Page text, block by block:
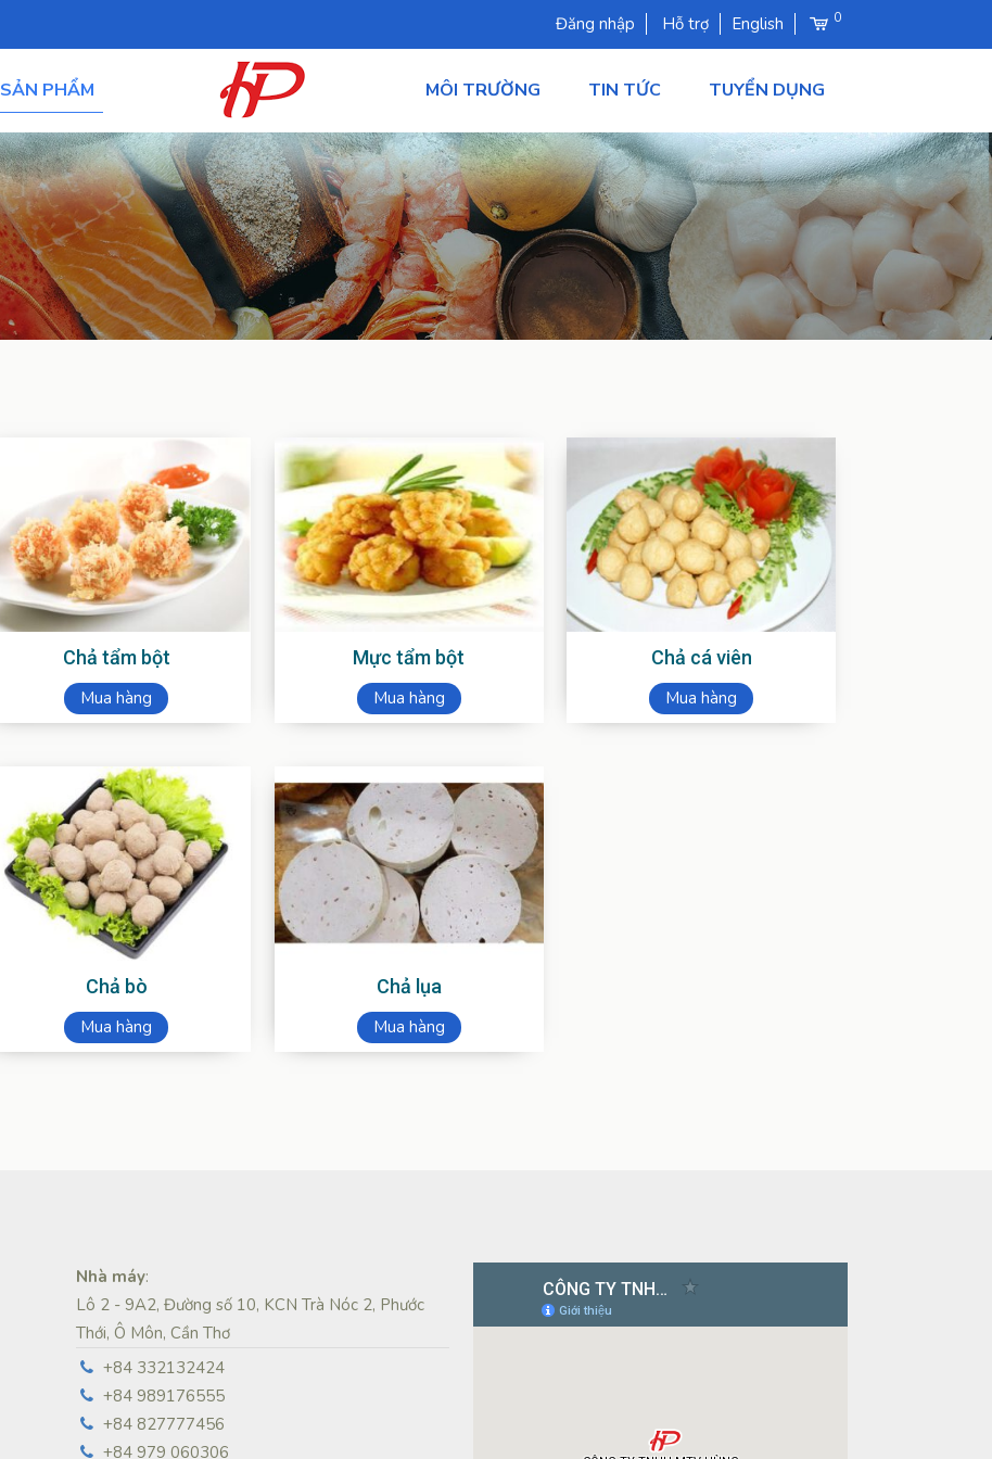
Đăng nhập Hỗ trợ English 0
SẢN PHẨM MÔI TRƯỜNG TIN TỨC TUYỂN DỤNG
Chả tẩm bột
Mua hàng
Mực tẩm bột
Mua hàng
Chả cá viên
Mua hàng
Chả bò
Mua hàng
Chả lụa
Mua hàng
Nhà máy:
Lô 2 - 9A2, Đường số 10, KCN Trà Nóc 2, Phước
Thới, Ô Môn, Cần Thơ
+84 332132424
+84 989176555
+84 827777456
+84 979 060306